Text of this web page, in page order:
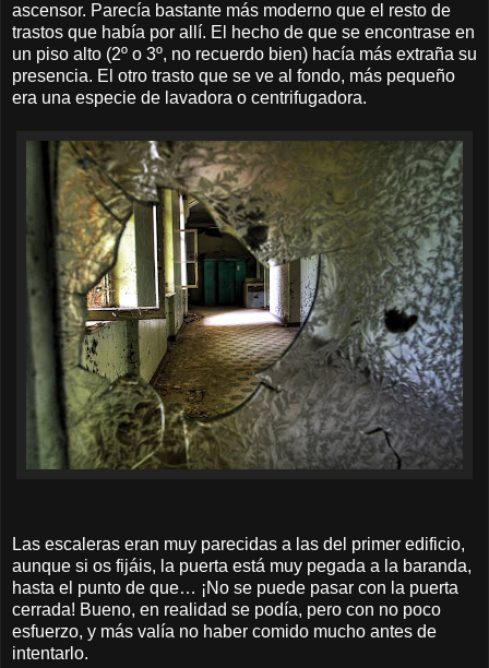
ascensor. Parecía bastante más moderno que el resto de
trastos que había por allí. El hecho de que se encontrase en
un piso alto (2º o 3º, no recuerdo bien) hacía más extraña su
presencia. El otro trasto que se ve al fondo, más pequeño
era una especie de lavadora o centrifugadora.
Las escaleras eran muy parecidas a las del primer edificio,
aunque si os fijáis, la puerta está muy pegada a la baranda,
hasta el punto de que… ¡No se puede pasar con la puerta
cerrada! Bueno, en realidad se podía, pero con no poco
esfuerzo, y más valía no haber comido mucho antes de
intentarlo.